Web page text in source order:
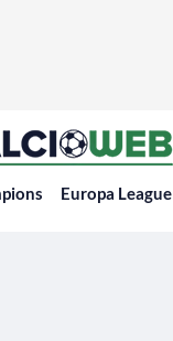
Europa League